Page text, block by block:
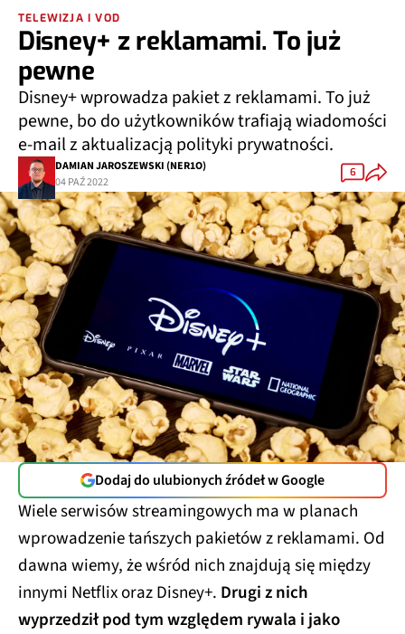
TELEWIZJA I VOD
Disney+ z reklamami. To już
pewne
Disney+ wprowadza pakiet z reklamami. To już
pewne, bo do użytkowników trafiają wiadomości
e-mail z aktualizacją polityki prywatności.
DAMIAN JAROSZEWSKI (NER1O)
04 PAŹ 2022
6
Dodaj do ulubionych źródeł w Google
Wiele serwisów streamingowych ma w planach
wprowadzenie tańszych pakietów z reklamami. Od
dawna wiemy, że wśród nich znajdują się między
innymi Netflix oraz Disney+. Drugi z nich
wyprzedził pod tym względem rywala i jako